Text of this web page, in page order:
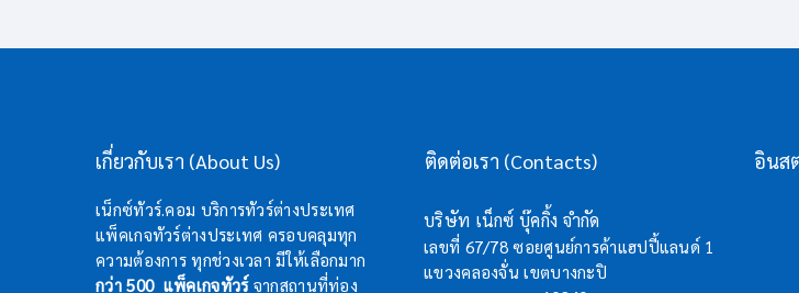
เกี่ยวกับเรา (About Us)
เน็กซ์ทัวร์.คอม บริการทัวร์ต่างประเทศ
แพ็คเกจทัวร์ต่างประเทศ ครอบคลุมทุก
ความต้องการ ทุกช่วงเวลา มีให้เลือกมาก
กว่า 500 แพ็คเกจทัวร์จากสถานที่ท่อง
ติดต่อเรา (Contacts)
บริษัท เน็กซ์ บุ๊คกิ้ง จำกัด
เลขที่ 67/78 ซอยศูนย์การค้าแฮปปี้แลนด์ 1
แขวงคลองจั่น เขตบางกะปิ
อินส